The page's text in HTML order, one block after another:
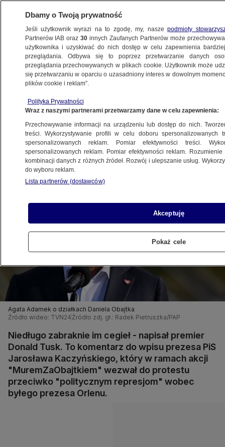
POLSKA
zabraknie im cegieł"
9.11.2025, 10:36
Posłuchaj artykułu
Czyta lektor AI
Agata Adamek o działkach Daniela Obajtka
Źródło wideo: TVN24 Źródło zdj. gł.: Radek Pietruszka/PAP
Niedługo zabraknie im cegieł - napisał premier
Donald Tusk. To komentarz do wpisu prezesa PiS
Jarosława Kaczyńskiego, który w ramach akcji
"MuremZaObajtkiem" wezwał do protestu
przeciwko "politycznym represjom" wobec
byłego prezesa Orlenu.
Dbamy o Twoją prywatność
Jeśli użytkownik wyrazi na to zgodę, my, naszepodmioty
Partnerów IAB oraz30 innych Zaufanych Partnerów może
użytkownika i uzyskiwać do nich dostęp w celu zapewnienia
przeglądania. Odbywa się to poprzez przetwarzanie danych
przeglądania przechowywanych w plikach cookie. Użytkownik może
się przetwarzaniu w oparciu o uzasadniony interes w dowolnym
plików cookie i reklam”.
Polityka Prywatności
Wraz z naszymi partnerami przetwarzamy dane w celu zapewnienia:
Przechowywanie informacji na urządzeniu lub dostęp do nich.
treści. Wykorzystywanie profili w celu doboru spersonalizowanych
spersonalizowanych reklam. Pomiar efektywności treści.
spersonalizowanych reklam. Pomiar efektywności reklam.
kombinacji danych z różnych źródeł. Rozwój i ulepszanie usług.
do wyboru reklam.
Lista partnerów (dostawców)
Akceptuję
Pokaż cele